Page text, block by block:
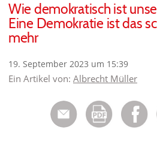
Wie demokratisch ist
Eine Demokratie ist das
mehr
19. September 2023 um 15:39
Ein Artikel von: Albrecht Müller